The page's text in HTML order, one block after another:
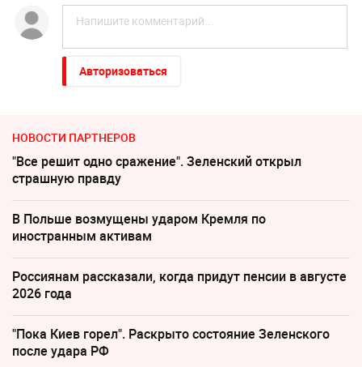
Авторизоваться
НОВОСТИ ПАРТНЕРОВ
"Все решит одно сражение". Зеленский открыл
страшную правду
В Польше возмущены ударом Кремля по
иностранным активам
Россиянам рассказали, когда придут пенсии в августе
2026 года
"Пока Киев горел". Раскрыто состояние Зеленского
после удара РФ